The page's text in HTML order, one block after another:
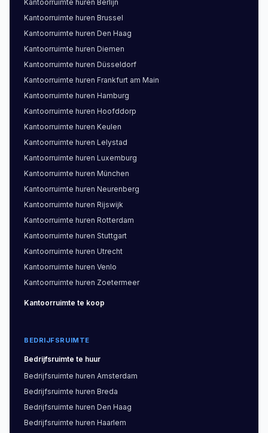
omgeving, waardoor kantoorgebruikers alles
hebben wat ze nodig hebben.
Voordelen van huren in Lansinghage-
Oost
Huren in Lansinghage-Oost geeft toegang tot een
dynamisch bedrijventerrein zonder de hogere
kosten van kernsteden. Veel eigenaars hier bieden
korte huurperioden en flexibele schaalvergroting
aan, ideaal voor groeiende bedrijven. Moderne
kantoorpanden (onder meer op park Rokkeveen
en bedrijventerrein Lansinghage) voldoen aan
hedendaagse ESG-eisen en zijn voorzien van
duurzaamheidskenmerken. Voor huurders die
zich willen vestigen zonder langdurige
vastlegging, biedt deze locatie een praktische
balans: goed bereikbaar, kosteneffectief, en met
voldoende faciliteiten voor personeelsbehoud.
Wil je kantoorruimte in Lansinghage-Oost
een vrijblijvend advies aan bij het team van RE-
Kantoorruimte huren Berlijn
Kantoorruimte huren Brussel
Kantoorruimte huren Den Haag
Kantoorruimte huren Diemen
Kantoorruimte huren Düsseldorf
Kantoorruimte huren Frankfurt am Main
Kantoorruimte huren Hamburg
Kantoorruimte huren Hoofddorp
Kantoorruimte huren Keulen
Kantoorruimte huren Lelystad
Kantoorruimte huren Luxemburg
Kantoorruimte huren München
Kantoorruimte huren Neurenberg
Kantoorruimte huren Rijswijk
Kantoorruimte huren Rotterdam
Kantoorruimte huren Stuttgart
Kantoorruimte huren Utrecht
Kantoorruimte huren Venlo
Kantoorruimte huren Zoetermeer
Kantoorruimte te koop
BEDRIJFSRUIMTE
Bedrijfsruimte te huur
Bedrijfsruimte huren Amsterdam
Bedrijfsruimte huren Breda
Bedrijfsruimte huren Den Haag
Bedrijfsruimte huren Haarlem